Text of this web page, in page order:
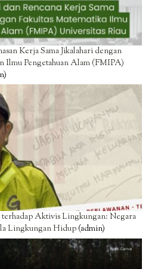
Kerja Sama Jikalahari dengan
Ilmu Pengetahuan Alam (FMIPA)
Aktivis Lingkungan: Negara
Lingkungan Hidup(admin)